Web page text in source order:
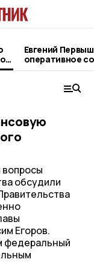
Евгений
оперативное
11 августа
обсудили
Егоров.
федеральный